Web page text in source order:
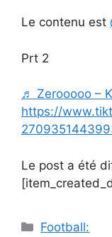
Le contenu est
Prt 2
♬ Zerooooo –
https://
Le post a été
Catégories
Football: